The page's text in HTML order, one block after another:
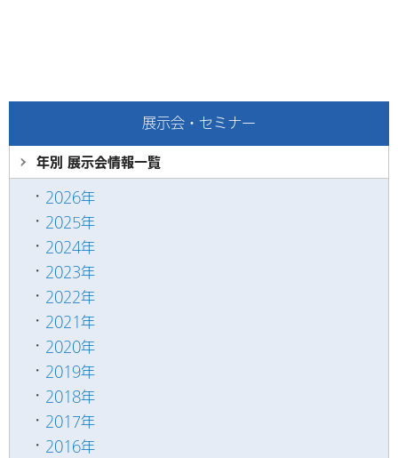
展示会・セミナー
年別 展示会情報一覧
2026年
2025年
2024年
2023年
2022年
2021年
2020年
2019年
2018年
2017年
2016年